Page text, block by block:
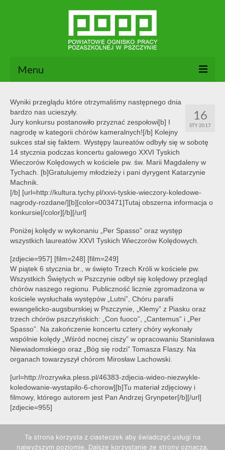
Menu
O nas
Dokumenty POPP
Zajęcia
Kontakt
BIP
16
STY 2017
Wyniki przeglądu które otrzymaliśmy następnego dnia
bardzo nas ucieszyły.
Jury konkursu postanowiło przyznać zespołowi[b] I
nagrodę w kategorii chórów kameralnych![/b] Kolejny
sukces stał się faktem. Występy laureatów odbyły się w sobotę
14 stycznia podczas koncertu galowego XXVI Tyskich
Wieczorów Kolędowych w kościele pw. św. Marii Magdaleny w
Tychach. [b]Gratulujemy młodzieży i pani dyrygent Katarzynie
Machnik.
[/b] [url=http://kultura.tychy.pl/xxvi-tyskie-wieczory-koledowe-
nagrody-rozdane/][b][color=003471]Tutaj obszerna informacja o
konkursie[/color][/b][/url]
Poniżej kolędy w wykonaniu „Per Spasso” oraz występ
wszystkich laureatów XXVI Tyskich Wieczorów Kolędowych.
[zdjecie=957] [film=248] [film=249]
W piątek 6 stycznia br., w święto Trzech Króli w kościele pw.
Wszystkich Świętych w Pszczynie odbył się kolędowy przegląd
chórów naszego regionu. Publiczność licznie zgromadzona w
kościele wysłuchała występów „Lutni”, Chóru parafii
ewangelicko-augsburskiej w Pszczynie, „Klemy” z Piasku oraz
trzech chórów pszczyńskich: „Con fuoco”, „Cantemus” i „Per
Spasso”. Na zakończenie koncertu cztery chóry wykonały
wspólnie kolędy „Wśród nocnej ciszy” w opracowaniu Stanisława
Niewiadomskiego oraz „Bóg się rodzi” Tomasza Flaszy. Na
organach towarzyszył chórom Mirosław Lachowski.
[url=http://rozrywka.pless.pl/46383-zdjecia-wideo-niezwykle-
koledowanie-wystapilo-6-chorow][b]Tu materiał zdjęciowy i
filmowy, którego autorem jest Pan Andrzej Grynpeter[/b][/url]
[zdjecie=955]
Ta strona korzysta z ciasteczek aby świadczyć usługi na
najwyższym poziomie. Dalsze korzystanie ze strony oznacza,